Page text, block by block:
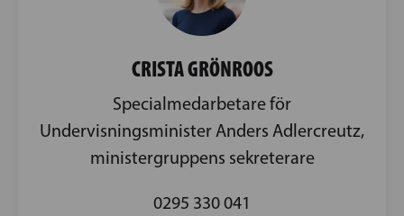
CRISTA GRÖNROOS
Specialmedarbetare för
Undervisningsminister Anders Adlercreutz,
ministergruppens sekreterare
0295 330 041